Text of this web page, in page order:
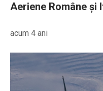
Aeriene Române și
acum 4 ani